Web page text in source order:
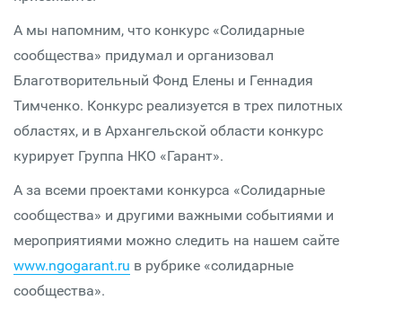
А мы напомним, что конкурс «Солидарные
сообщества» придумал и организовал
Благотворительный Фонд Елены и Геннадия
Тимченко. Конкурс реализуется в трех пилотных
областях, и в Архангельской области конкурс
курирует Группа НКО «Гарант».
А за всеми проектами конкурса «Солидарные
сообщества» и другими важными событиями и
мероприятиями можно следить на нашем сайте
www.ngogarant.ru в рубрике «солидарные
сообщества».